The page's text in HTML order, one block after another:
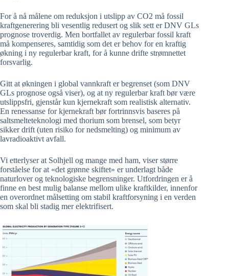
For å nå målene om reduksjon i utslipp av CO2 må fossil
kraftgenerering bli vesentlig redusert og slik sett er DNV GLs
prognose troverdig. Men bortfallet av regulerbar fossil kraft
må kompenseres, samtidig som det er behov for en kraftig
økning i ny regulerbar kraft, for å kunne drifte strømnettet
forsvarlig.
Gitt at økningen i global vannkraft er begrenset (som DNV
GLs prognose også viser), og at ny regulerbar kraft bør være
utslippsfri, gjenstår kun kjernekraft som realistisk alternativ.
En renessanse for kjernekraft bør fortrinnsvis baseres på
saltsmelteteknologi med thorium som brensel, som betyr
sikker drift (uten risiko for nedsmelting) og minimum av
lavradioaktivt avfall.
Vi etterlyser at Solhjell og mange med ham, viser større
forståelse for at «det grønne skiftet» er underlagt både
naturlover og teknologiske begrensninger. Utfordringen er å
finne en best mulig balanse mellom ulike kraftkilder, innenfor
en overordnet målsetting om stabil kraftforsyning i en verden
som skal bli stadig mer elektrifisert.